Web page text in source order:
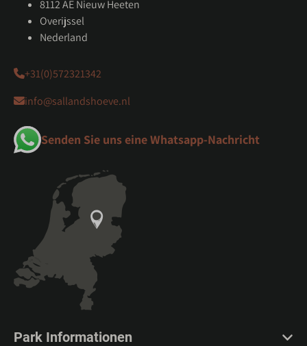
8112 AE Nieuw Heeten
Overijssel
Nederland
+31(0)572321342
info@sallandshoeve.nl
Senden Sie uns eine Whatsapp-Nachricht
Park Informationen